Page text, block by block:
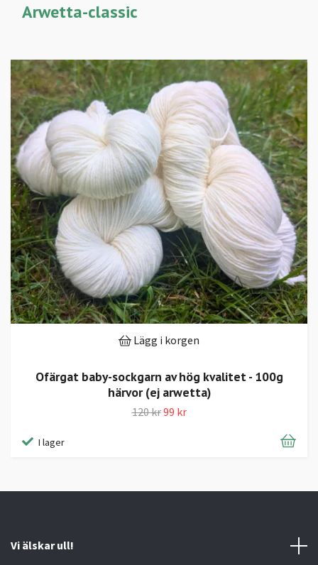
Arwetta-classic
Lägg i korgen
Ofärgat baby-sockgarn av hög kvalitet - 100g
härvor (ej arwetta)
120 kr99 kr
I lager
Vi älskar ull!